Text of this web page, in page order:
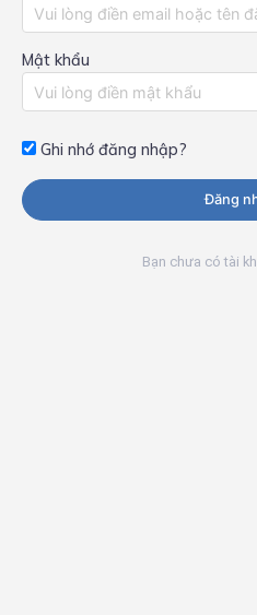
Mật khẩu
Ghi nhớ đăng nhập?
Đăng
Bạn chưa có tài